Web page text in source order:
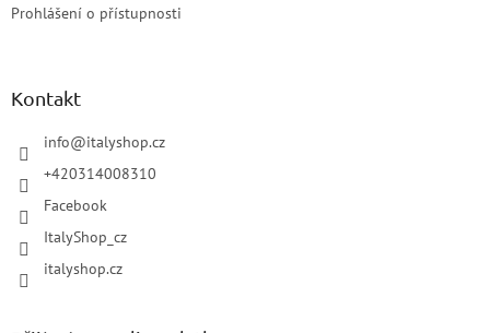
Prohlášení o přístupnosti
Kontakt
info@italyshop.cz
+420314008310
Facebook
ItalyShop_cz
italyshop.cz